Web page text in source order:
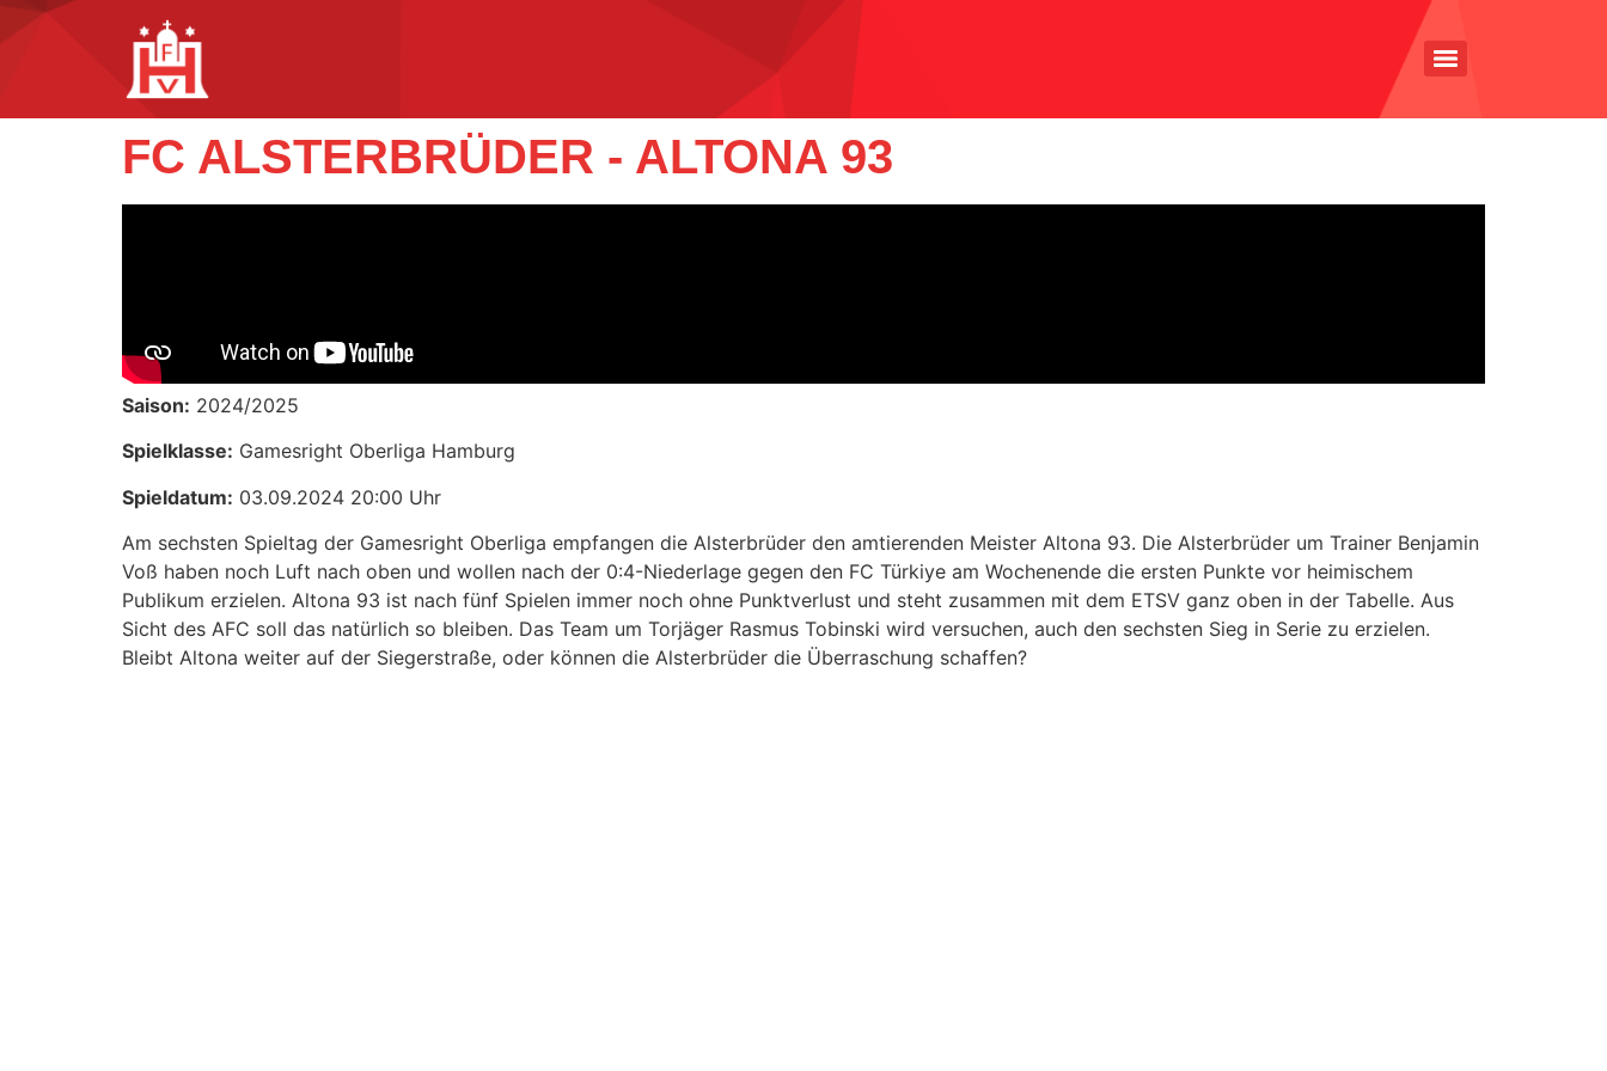
FC ALSTERBRÜDER - ALTONA 93
Saison: 2024/2025
Spielklasse: Gamesright Oberliga Hamburg
Spieldatum: 03.09.2024 20:00 Uhr
Am sechsten Spieltag der Gamesright Oberliga empfangen die Alsterbrüder den amtierenden Meister Altona 93. Die Alsterbrüder um Trainer Benjamin
Voß haben noch Luft nach oben und wollen nach der 0:4-Niederlage gegen den FC Türkiye am Wochenende die ersten Punkte vor heimischem
Publikum erzielen. Altona 93 ist nach fünf Spielen immer noch ohne Punktverlust und steht zusammen mit dem ETSV ganz oben in der Tabelle. Aus
Sicht des AFC soll das natürlich so bleiben. Das Team um Torjäger Rasmus Tobinski wird versuchen, auch den sechsten Sieg in Serie zu erzielen.
Bleibt Altona weiter auf der Siegerstraße, oder können die Alsterbrüder die Überraschung schaffen?